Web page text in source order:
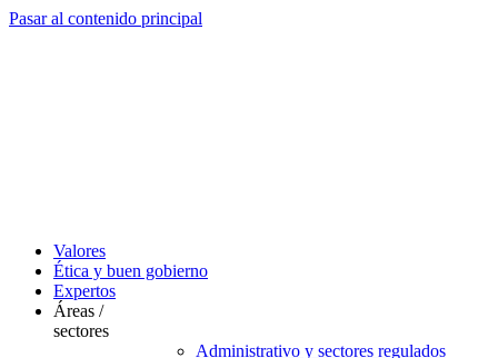
Pasar al contenido principal
Valores
Ética y buen gobierno
Expertos
Áreas /
sectores
Administrativo y sectores regulados